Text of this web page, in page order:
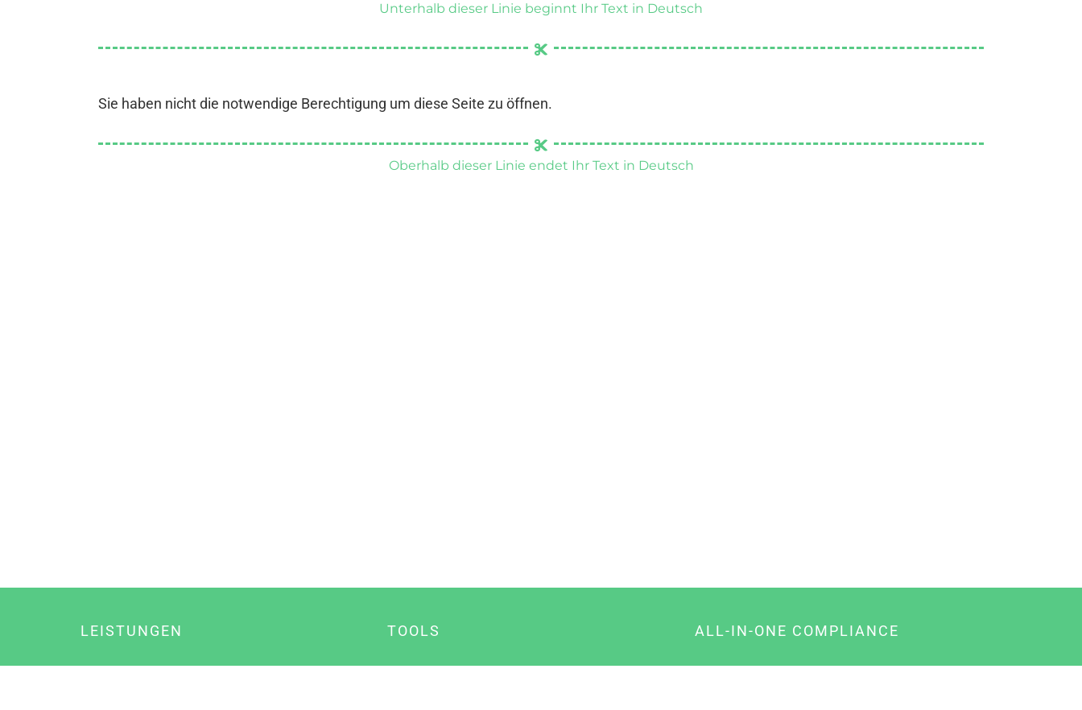
Unterhalb dieser Linie beginnt Ihr Text in Deutsch
Sie haben nicht die notwendige Berechtigung um diese Seite zu öffnen.
Oberhalb dieser Linie endet Ihr Text in Deutsch
LEISTUNGEN TOOLS ALL-IN-ONE COMPLIANCE